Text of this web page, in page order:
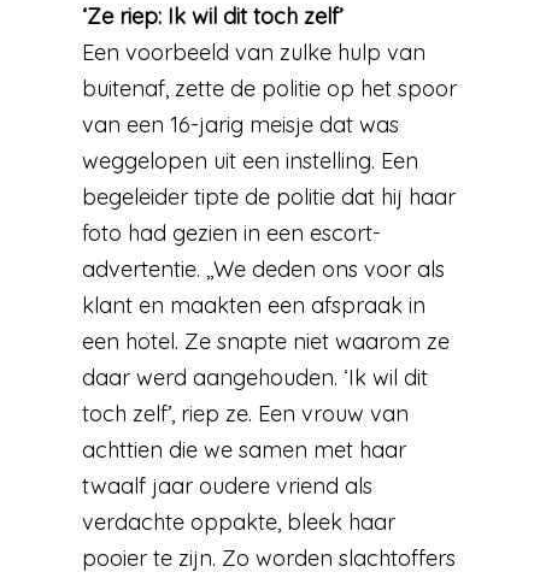
‘Ze riep: Ik wil dit toch zelf’
Een voorbeeld van zulke hulp van
buitenaf, zette de politie op het spoor
van een 16-jarig meisje dat was
weggelopen uit een instelling. Een
begeleider tipte de politie dat hij haar
foto had gezien in een escort-
advertentie. ,,We deden ons voor als
klant en maakten een afspraak in
een hotel. Ze snapte niet waarom ze
daar werd aangehouden. ‘Ik wil dit
toch zelf’, riep ze. Een vrouw van
achttien die we samen met haar
twaalf jaar oudere vriend als
verdachte oppakte, bleek haar
pooier te zijn. Zo worden slachtoffers